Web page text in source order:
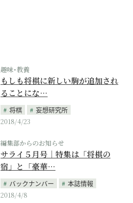
趣味･教養
もしも将棋に新しい駒が追加され
ることにな…
将棋
妄想研究所
2018/4/23
編集部からのお知らせ
サライ５月号｜特集は「将棋の
宿」と「豪華…
バックナンバー
本誌情報
2018/4/8